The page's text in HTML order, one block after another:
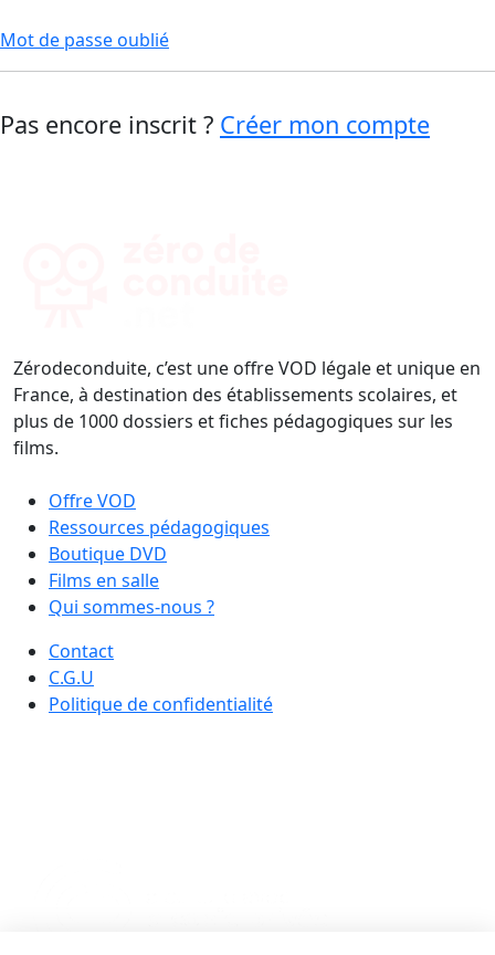
Mot de passe oublié
Pas encore inscrit ? Créer mon compte
Zérodeconduite, c’est une offre VOD légale et unique en
France, à destination des établissements scolaires, et
plus de 1000 dossiers et fiches pédagogiques sur les
films.
Offre VOD
Ressources pédagogiques
Boutique DVD
Films en salle
Qui sommes-nous ?
Contact
C.G.U
Politique de confidentialité